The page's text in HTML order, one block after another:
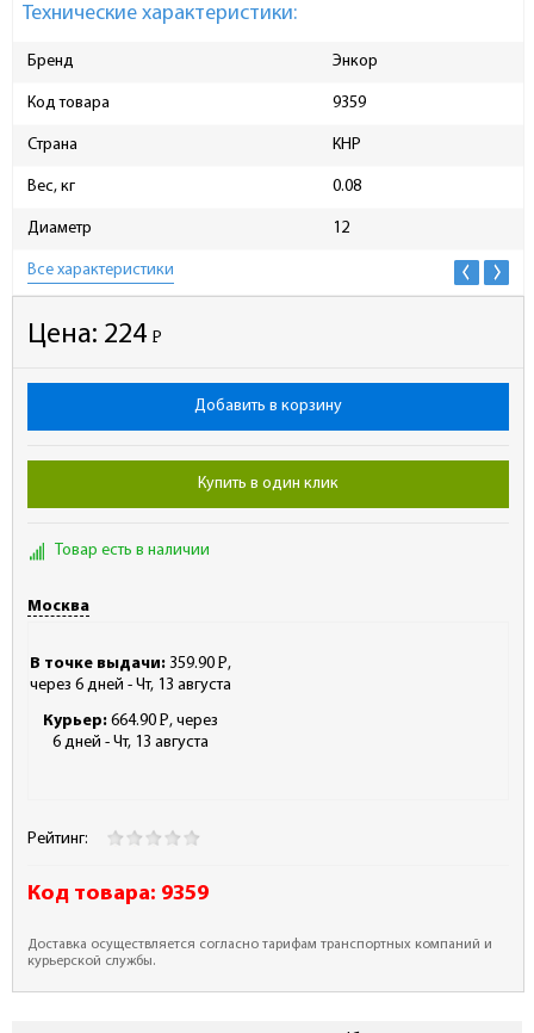
Технические характеристики:
Бренд Энкор
Код товара 9359
Страна КНР
Вес, кг 0.08
Диаметр 12
Все характеристики
Цена: 224 Р
-
Добавить в корзину
Купить в один клик
Товар есть в наличии
Москва
В точке выдачи: 359.90 Р
- ,
через 6 дней - Чт, 13 августа
Курьер: 664.90 Р
- , через
6 дней - Чт, 13 августа
Рейтинг:
Код товара: 9359
Доставка осуществляется согласно тарифам транспортных компаний и
курьерской службы.